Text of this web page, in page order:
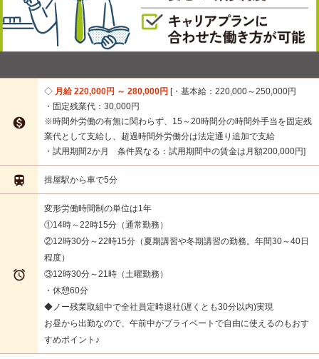

月給 220,000円 ～ 280,000円 ・基本給：220,000～250,000円
・固定残業代：30,000円
※時間外労働の有無に関わらず、15～20時間分の時間外手当を固定残
業代として支給し、超過時間外労働分は法定通り追加で支給
・試用期間2か月 条件異なる：試用期間中の賃金は月額200,000円
 揖屋駅から車で5分

変形労働時間制の単位は1年
①14時～22時15分（通常勤務）
②12時30分～22時15分（夏期講習や冬期講習の勤務。年間30～40日
程度）
③12時30分～21時（土曜勤務）
・休憩60分
◆ノー残業取組中で全社員定時退社(遅くとも30分以内)実現
お昼から出勤なので、午前中がプライベートで自由に使えるのもおす
すめポイント♪